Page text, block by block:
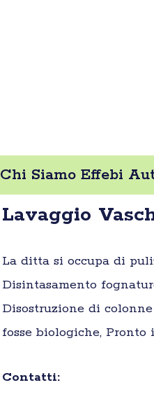
Chi Siamo Effebi
Lavaggio
La ditta si occupa di
Disintasamento
Disostruzione di
fosse biologiche, Pronto
Contatti: